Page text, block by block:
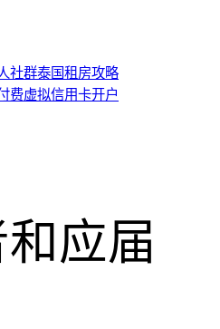
社群泰国租房攻略
费虚拟信用卡开户
应届